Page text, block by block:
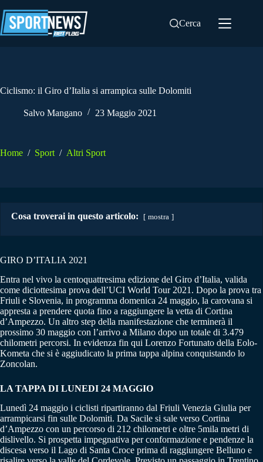
al
contenuto
Cerca
Ciclismo: il Giro d’Italia si arrampica sulle Dolomiti
Salvo Mangano 23 Maggio 2021
Home / Sport / Altri Sport
Cosa troverai in questo articolo: mostra
GIRO D’ITALIA 2021
Entra nel vivo la centoquattresima edizione del Giro d’Italia, valida
come diciottesima prova dell’UCI World Tour 2021. Dopo la prova tra
Friuli e Slovenia, in programma domenica 24 maggio, la carovana si
appresta a prendere quota fino a raggiungere la vetta di Cortina
d’Ampezzo. Un altro step della manifestazione che terminerà il
prossimo 30 maggio con l’arrivo a Milano dopo un totale di 3.479
chilometri percorsi. In evidenza fin qui Lorenzo Fortunato della Eolo-
Kometa che si è aggiudicato la prima tappa alpina conquistando lo
Zoncolan.
LA TAPPA DI LUNEDI 24 MAGGIO
Lunedì 24 maggio i ciclisti ripartiranno dal Friuli Venezia Giulia per
arrampicarsi fin sulle Dolomiti. Da Sacile si sale verso Cortina
d’Ampezzo con un percorso di 212 chilometri e oltre 5mila metri di
dislivello. Si prospetta impegnativa per conformazione e pendenze la
discesa verso il Lago di Santa Croce prima di raggiungere Belluno e